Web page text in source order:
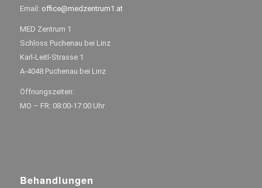
Email: office@medzentrum1.at
MED Zentrum 1
Schloss Puchenau bei Linz
Karl-Leitl-Strasse 1
A-4048 Puchenau bei Linz
Öffnungszeiten:
MO – FR: 08:00-17:00 Uhr
Behandlungen